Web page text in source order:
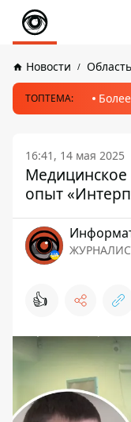
Новости Область
ТОПТЕМА:
16:41, 14 мая 2025
Медицинское
опыт
👍